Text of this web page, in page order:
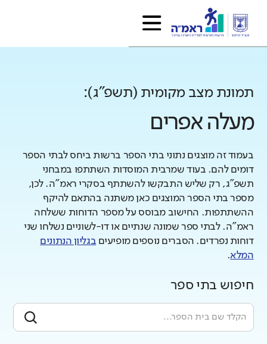
תמונת מצב מקומית (תשפ"ג):
מעלה אפרים
בעמוד זה מוצגים נתוני בתי הספר ברשות ביחס לבתי הספר
דומים להם. בעוד שמרבית המוסדות השתתפו במבחני
תשפ"ג, רק שליש התבקשו להשתתף בסקרי ראמ"ה. לכן,
מספר בתי הספר המוצגים כאן משתנה בהתאם להיקף
ההשתתפות. החישוב מבוסס על מספר הדוחות ששלחה
ראמ"ה. לבתי ספר שמונה שנתיים או דו-לשוניים נשלחו שני
דוחות נפרדים. הסברים נוספים מופיעים בגליון הנתונים
המלא.
חיפוש בתי ספר